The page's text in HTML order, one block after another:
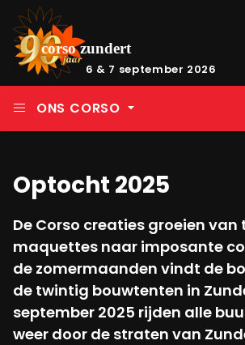
6 & 7 september 2026
ONS CORSO
Optocht 2025
De Corso creaties groeien van
maquettes naar imposante
de zomermaanden vindt de
de twintig bouwtenten in
september 2025 rijden alle
weer door de straten van